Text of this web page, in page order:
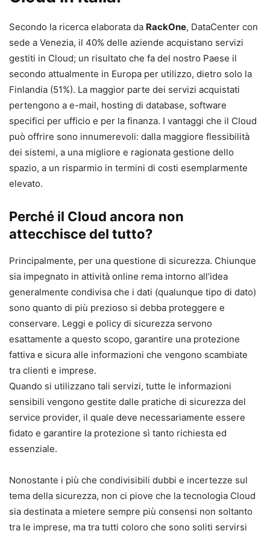
Secondo la ricerca elaborata da RackOne, DataCenter con
sede a Venezia, il 40% delle aziende acquistano servizi
gestiti in Cloud; un risultato che fa del nostro Paese il
secondo attualmente in Europa per utilizzo, dietro solo la
Finlandia (51%). La maggior parte dei servizi acquistati
pertengono a e-mail, hosting di database, software
specifici per ufficio e per la finanza. I vantaggi che il Cloud
può offrire sono innumerevoli: dalla maggiore flessibilità
dei sistemi, a una migliore e ragionata gestione dello
spazio, a un risparmio in termini di costi esemplarmente
elevato.
Perché il Cloud ancora non
attecchisce del tutto?
Principalmente, per una questione di sicurezza. Chiunque
sia impegnato in attività online rema intorno all’idea
generalmente condivisa che i dati (qualunque tipo di dato)
sono quanto di più prezioso si debba proteggere e
conservare. Leggi e policy di sicurezza servono
esattamente a questo scopo, garantire una protezione
fattiva e sicura alle informazioni che vengono scambiate
tra clienti e imprese.
Quando si utilizzano tali servizi, tutte le informazioni
sensibili vengono gestite dalle pratiche di sicurezza del
service provider, il quale deve necessariamente essere
fidato e garantire la protezione sì tanto richiesta ed
essenziale.
Nonostante i più che condivisibili dubbi e incertezze sul
tema della sicurezza, non ci piove che la tecnologia Cloud
sia destinata a mietere sempre più consensi non soltanto
tra le imprese, ma tra tutti coloro che sono soliti servirsi